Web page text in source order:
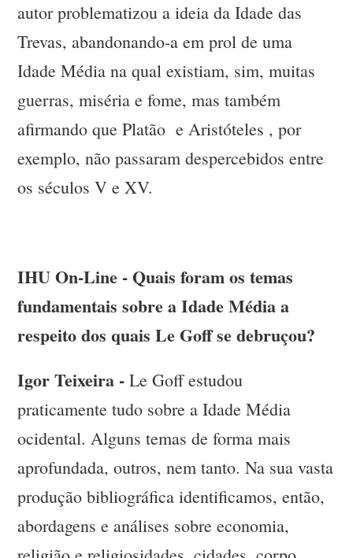
autor problematizou a ideia da Idade das
Trevas, abandonando-a em prol de uma
Idade Média na qual existiam, sim, muitas
guerras, miséria e fome, mas também
afirmando que Platão e Aristóteles , por
exemplo, não passaram despercebidos entre
os séculos V e XV.
IHU On-Line - Quais foram os temas
fundamentais sobre a Idade Média a
respeito dos quais Le Goff se debruçou?
Igor Teixeira - Le Goff estudou
praticamente tudo sobre a Idade Média
ocidental. Alguns temas de forma mais
aprofundada, outros, nem tanto. Na sua vasta
produção bibliográfica identificamos, então,
abordagens e análises sobre economia,